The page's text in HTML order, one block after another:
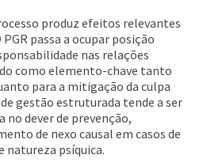
produz efeitos relevantes
passa a ocupar posição
nas relações
como elemento-chave tanto
para a mitigação da culpa
gestão estruturada tende a ser
dever de prevenção,
de nexo causal em casos de
natureza psíquica.